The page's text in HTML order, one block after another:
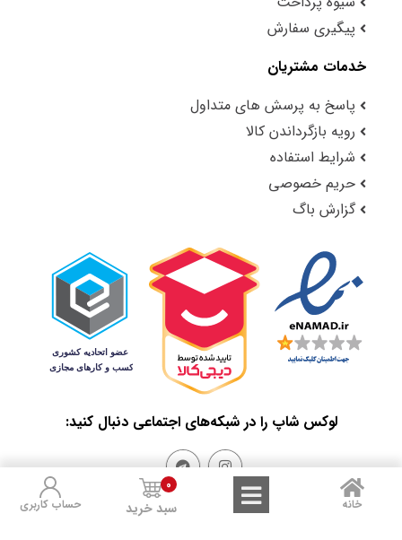
پیگیری سفارش
خدمات مشتریان
پاسخ به پرسش های متداول
رویه بازگرداندن کالا
شرایط استفاده
حریم خصوصی
گزارش باگ
لوکس شاپ را در شبکه‌های اجتماعی دنبال کنید:
خانه سبد خرید
0
حساب کاربری